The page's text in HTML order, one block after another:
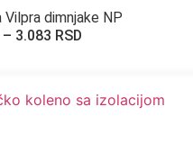
Vilpra dimnjake NP
– 3.083 RSD